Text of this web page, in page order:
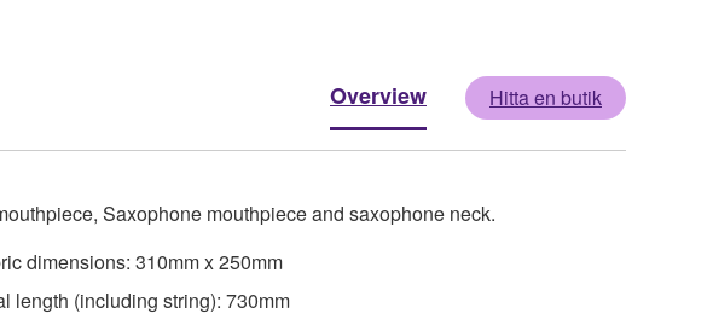
Overview Hitta en butik
Saxophone mouthpiece and saxophone neck.
dimensions: 310mm x 250mm
length (including string): 730mm